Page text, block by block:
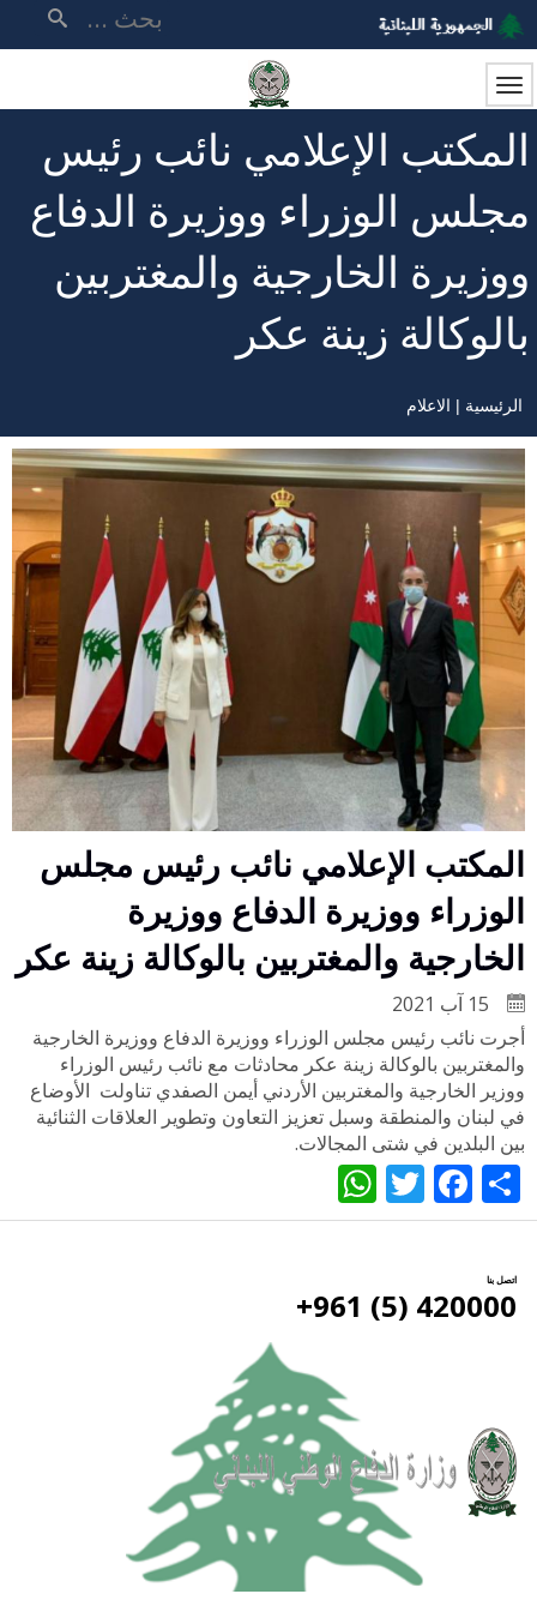
تجاوز
إلى
المحتوى
الرئيسي
المكتب الإعلامي نائب رئيس
مجلس الوزراء ووزيرة الدفاع
ووزيرة الخارجية والمغتربين
بالوكالة زينة عكر
مسار
التنقل
الرئيسية الاعلام
المكتب الإعلامي نائب رئيس مجلس
الوزراء ووزيرة الدفاع ووزيرة
الخارجية والمغتربين بالوكالة زينة عكر
أجرت نائب رئيس مجلس الوزراء ووزيرة الدفاع ووزيرة الخارجية
والمغتربين بالوكالة زينة عكر محادثات مع نائب رئيس الوزراء
ووزير الخارجية والمغتربين الأردني أيمن الصفدي تناولت الأوضاع
في لبنان والمنطقة وسبل تعزيز التعاون وتطوير العلاقات الثنائية
بين البلدين في شتى المجالات.
Share
Facebook
Twitter
اتصل بنا
420000 (5) 961+